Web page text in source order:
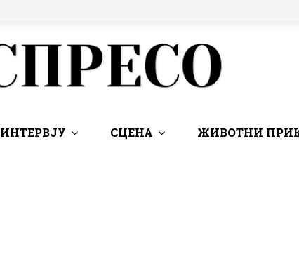
ИНТЕРВЈУ СЦЕНА ЖИВОТНИ